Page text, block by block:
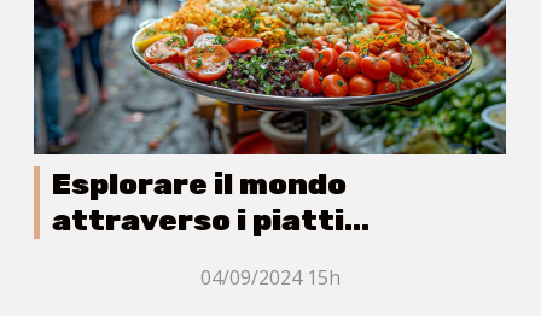
Esplorare il mondo
attraverso i piatti
04/09/2024 15h